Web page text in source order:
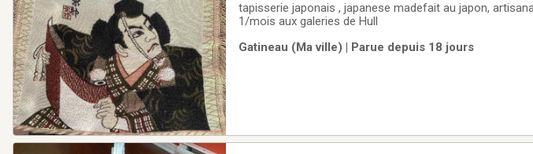
tapisserie japonais , japanese madefait au japon, artisanal 46X32cmdisponible à Stittsvile mais je vais
1/mois aux galeries de Hull
Gatineau (Ma ville) | Parue depuis 18 jours